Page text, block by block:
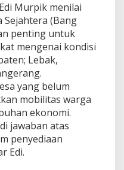
Murpik menilai
Sejahtera (Bang
penting untuk
mengenai kondisi
Lebak,
yang belum
mobilitas warga
ekonomi.
jawaban atas
penyediaan
Edi.